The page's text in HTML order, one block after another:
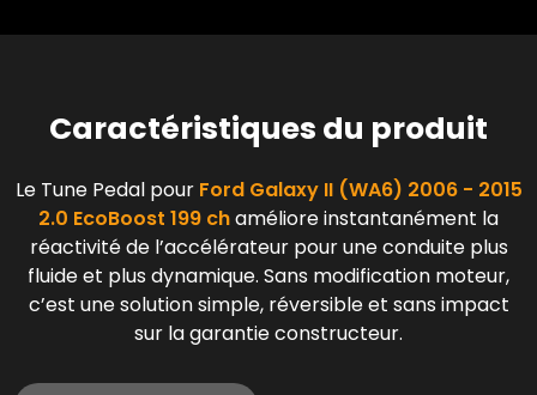
Caractéristiques du produit
Le Tune Pedal pour Ford Galaxy II (WA6) 2006 - 2015
2.0 EcoBoost 199 chaméliore instantanément la
réactivité de l’accélérateur pour une conduite plus
fluide et plus dynamique. Sans modification moteur,
c’est une solution simple, réversible et sans impact
sur la garantie constructeur.